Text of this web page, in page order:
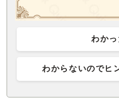
わかっ
わからないのでヒ